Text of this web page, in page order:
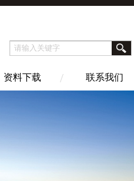
资料下载 联系我们